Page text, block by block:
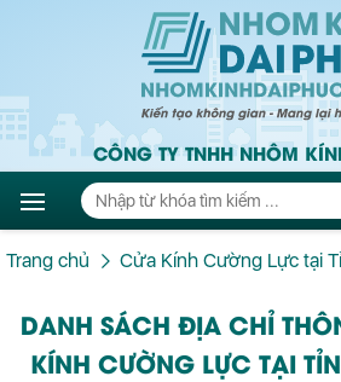
CÔNG TY TNHH NHÔM
Trang chủ Cửa Kính Cường Lực tại
DANH SÁCH ĐỊA CHỈ
KÍNH CƯỜNG LỰC TẠI